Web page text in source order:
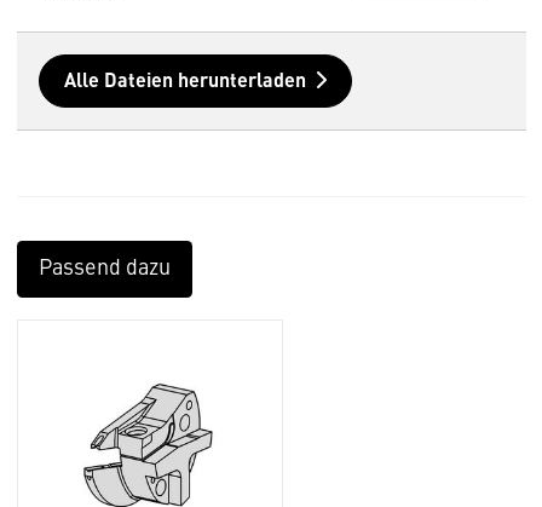
Alle Dateien herunterladen
Passend dazu